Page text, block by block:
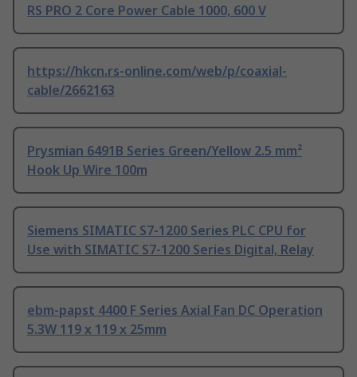
RS PRO 2 Core Power Cable 1000, 600 V
https://hkcn.rs-online.com/web/p/coaxial-
cable/2662163
Prysmian 6491B Series Green/Yellow 2.5 mm²
Hook Up Wire 100m
Siemens SIMATIC S7-1200 Series PLC CPU for
Use with SIMATIC S7-1200 Series Digital, Relay
ebm-papst 4400 F Series Axial Fan DC Operation
5.3W 119 x 119 x 25mm